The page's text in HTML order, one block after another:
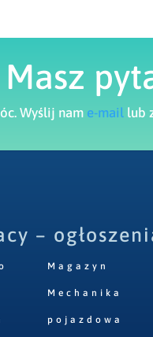
Masz
Wyślij nam e-mail lub
–
Magazyn
Mechanika
pojazdowa